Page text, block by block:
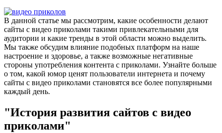
В данной статье мы рассмотрим, какие особенности делают
сайты с видео приколами такими привлекательными для
аудитории и какие тренды в этой области можно выделить.
Мы также обсудим влияние подобных платформ на наше
настроение и здоровье, а также возможные негативные
стороны употребления контента с приколами. Узнайте больше
о том, какой юмор ценят пользователи интернета и почему
сайты с видео приколами становятся все более популярными
каждый день.
"История развития сайтов с видео
приколами"